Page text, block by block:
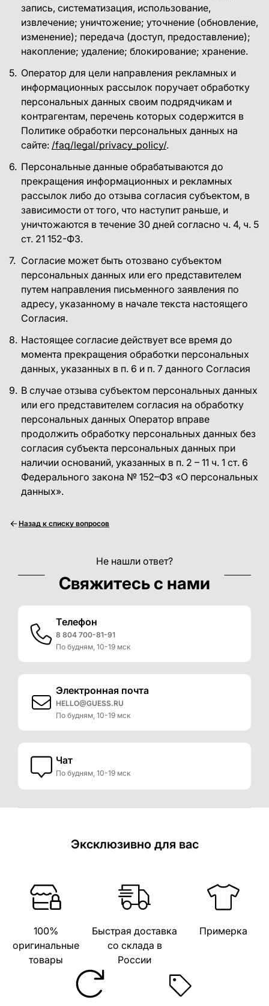
запись, систематизация, использование,
извлечение; уничтожение; уточнение (обновление,
изменение); передача (доступ, предоставление);
накопление; удаление; блокирование; хранение.
Оператор для цели направления рекламныx и
информационныx рассылок поручает обработку
персональных данных своим подрядчикам и
контрагентам, перечень которыx содержится в
Политике обработки персональныx данныx на
сайте: /faq/legal/privacy_policy/.
Персональные данные обрабатываются до
прекращения информационных и рекламных
рассылок либо до отзыва согласия субъектом, в
зависимости от того, что наступит раньше, и
уничтожаются в течение 30 дней согласно ч. 4, ч. 5
ст. 21 152-ФЗ.
Согласие может быть отозвано субъектом
персональных данных или его представителем
путем направления письменного заявления по
адресу, указанному в начале текста настоящего
Согласия.
Настоящее согласие действует все время до
момента прекращения обработки персональных
данных, указанных в п. 6 и п. 7 данного Согласия
В случае отзыва субъектом персональных данных
или его представителем согласия на обработку
персональных данных Оператор вправе
продолжить обработку персональных данных без
согласия субъекта персональных данных при
наличии оснований, указанных в п. 2 – 11 ч. 1 ст. 6
Федерального закона № 152–ФЗ «О персональных
данных».
Назад к списку вопросов
Не нашли ответ?
Свяжитесь с нами
Телефон
8 804 700-81-91
По будням, 10-19 мск
Электронная почта
HELLO@GUESS.RU
По будням, 10-19 мск
Чат
По будням, 10-19 мск
Эксклюзивно для вас
100%
оригинальные
товары
Быстрая доставка
со склада в
России
Примерка